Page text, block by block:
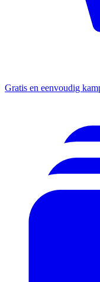
Gratis en eenvoudig